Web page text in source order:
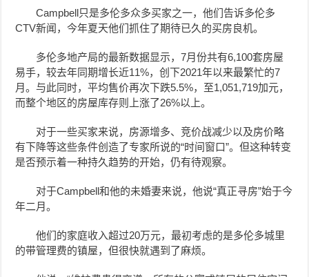
Campbell只是多伦多众多买家之一，他们告诉多伦多
CTV新闻，今年夏天他们抓住了期待已久的买房良机。
多伦多地产局的最新数据显示，7月份共有6,100套房屋
易手，较去年同期增长近11%，创下2021年以来最繁忙的7
月。与此同时，平均售价再次下跌5.5%，至1,051,719加元，
而整个地区的房屋库存则上涨了26%以上。
对于一些买家来说，房源增多、竞价战减少以及房价略
有下降等这些条件创造了专家所说的“时间窗口”。但这种转变
是否预示着一种持久趋势的开始，仍有待观察。
对于Campbell和他的未婚妻来说，他说“真正寻房”始于今
年二月。
他们的家庭收入超过20万元，最初考虑的是多伦多城里
的带管理费的镇屋，但很快就遇到了麻烦。